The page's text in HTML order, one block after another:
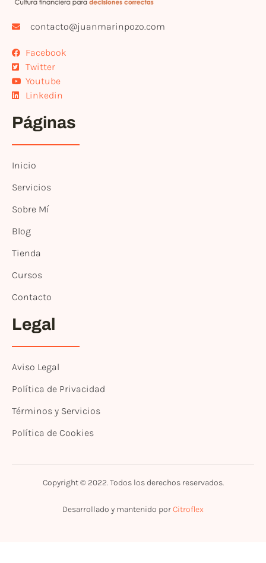
contacto@juanmarinpozo.com
Facebook
Twitter
Youtube
Linkedin
Páginas
Inicio
Servicios
Sobre Mí
Blog
Tienda
Cursos
Contacto
Legal
Aviso Legal
Política de Privacidad
Términos y Servicios
Política de Cookies
Copyright © 2022. Todos los derechos reservados.
Desarrollado y mantenido porCitroflex